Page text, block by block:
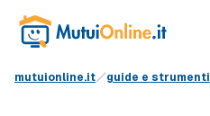
mutuionline.it guide e strumenti